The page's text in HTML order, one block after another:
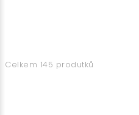
Celkem 145 produtků